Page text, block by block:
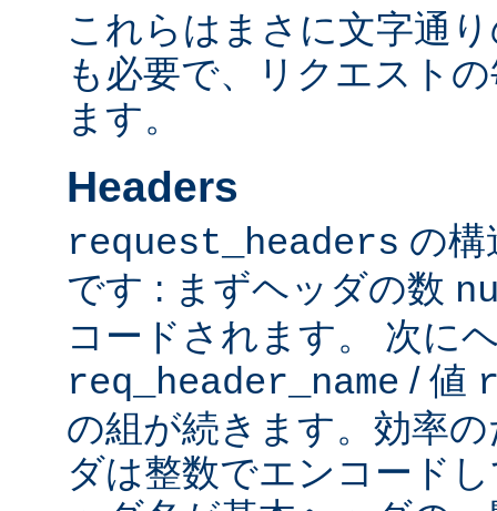
これらはまさに文字通
も必要で、リクエスト
ます。
Headers
request_headers の構
です : まずヘッダの数
コードされます。 次に
req_header_name / 値
の組が続きます。効率
ダは整数でエンコード